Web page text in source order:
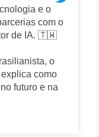
e o
com o
de IA. 🇹🇼
o
como
futuro e na